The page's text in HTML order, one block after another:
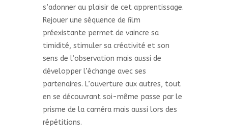
s’adonner au plaisir de cet apprentissage.
Rejouer une séquence de ﬁlm
préexistante permet de vaincre sa
timidité, stimuler sa créativité et son
sens de l’observation mais aussi de
développer l’échange avec ses
partenaires. L’ouverture aux autres, tout
en se découvrant soi-même passe par le
prisme de la caméra mais aussi lors des
répétitions.